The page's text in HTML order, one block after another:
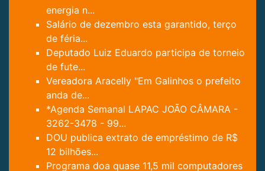
energia n...
Salário de dezembro esta garantido, terço
de féria...
Deputado Luiz Eduardo participa de torneio
de fute...
Vereadora Aracelly "Em Galinhos o prefeito
anda de...
*Agenda Semanal LAPAC JOÃO CÂMARA -
3262-3478 - 99...
DOU publica extrato de empréstimo de R$
12 bilhões...
Programa doa quase 11,5 mil computadores